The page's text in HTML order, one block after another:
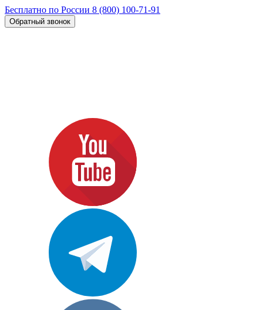
Бесплатно по России 8 (800) 100-71-91
Обратный звонок